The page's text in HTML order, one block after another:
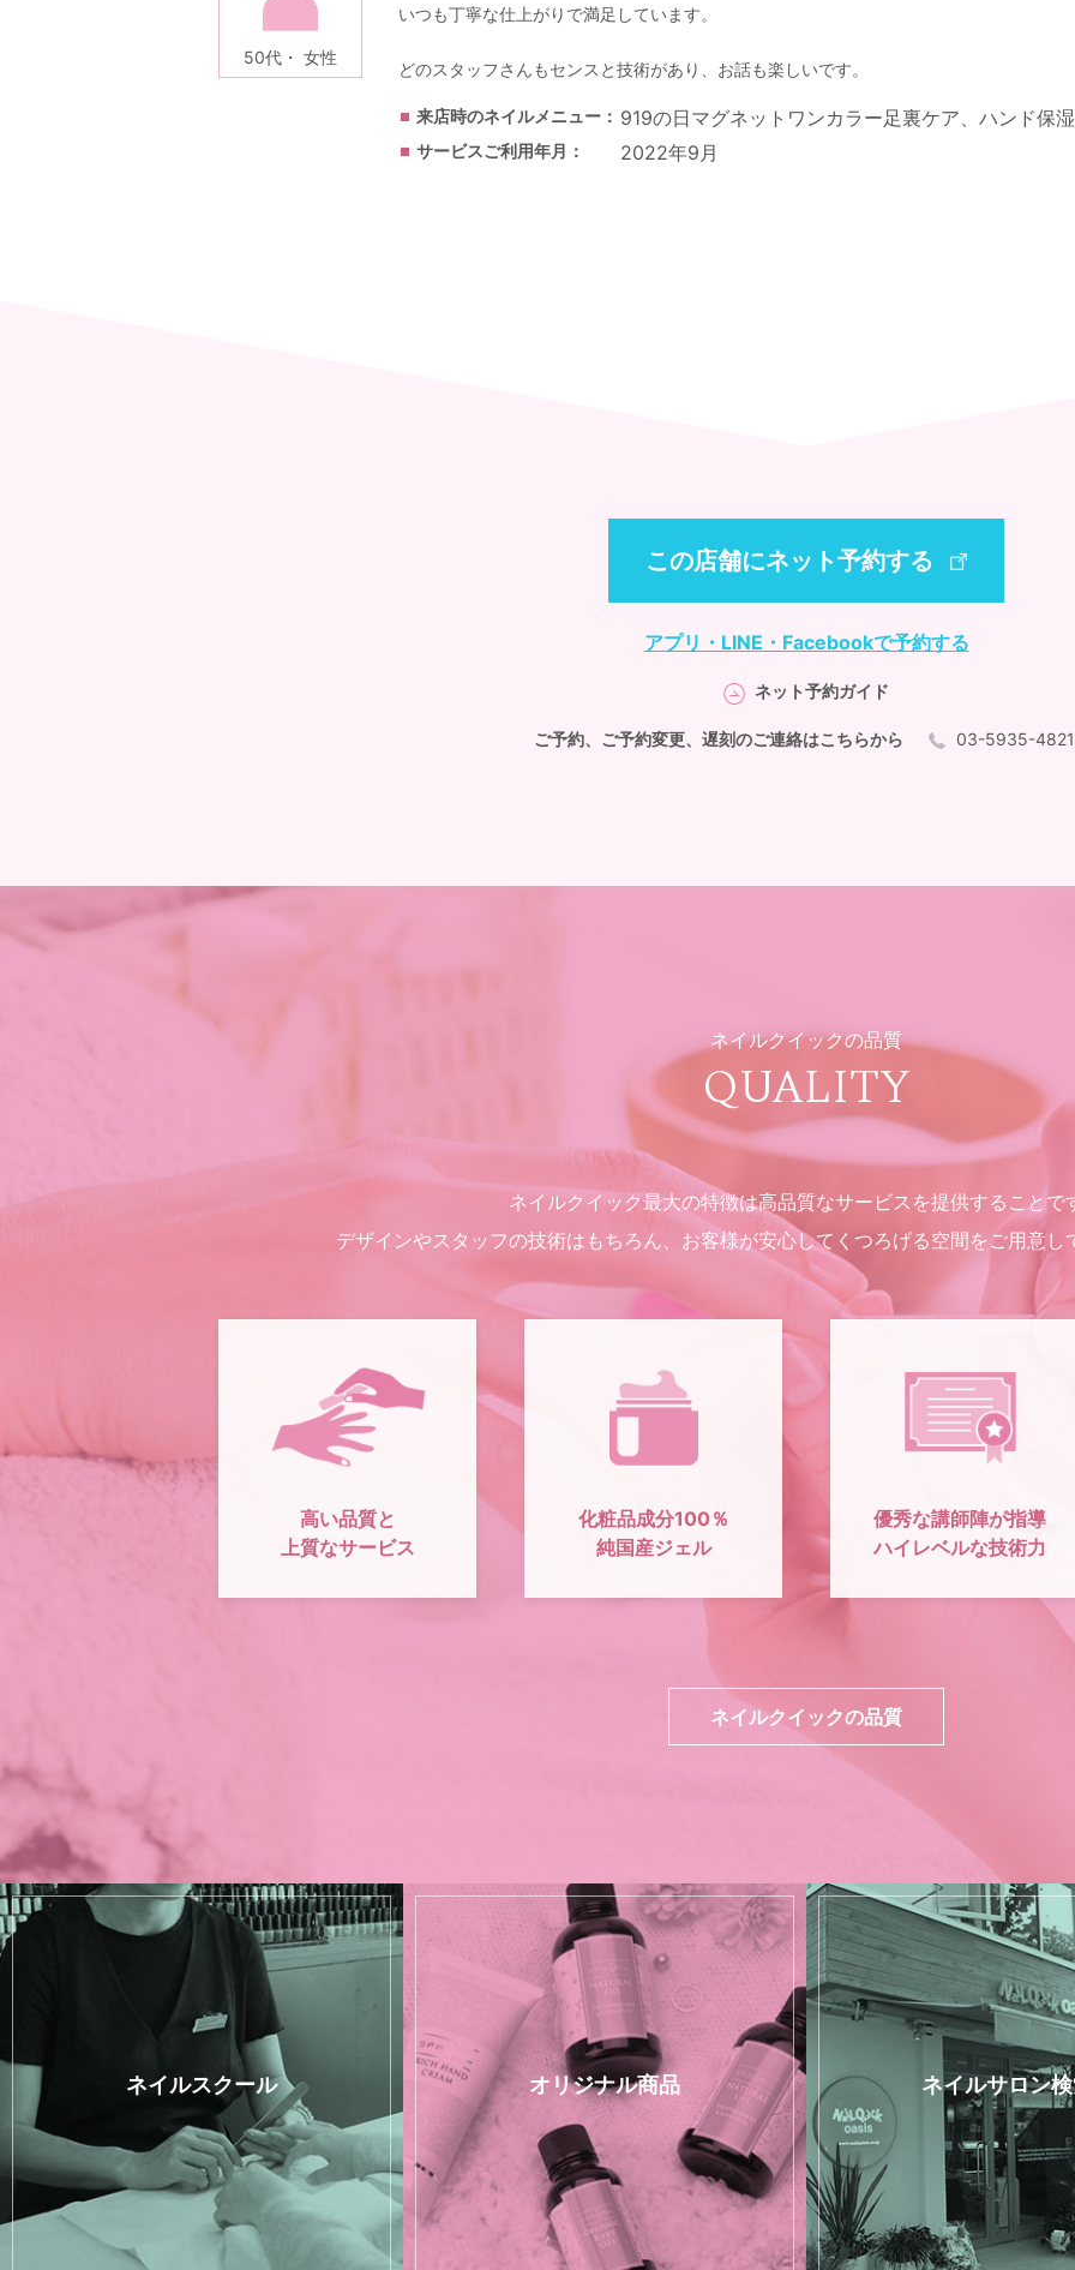
50代・ 女性
いつも丁寧な仕上がりで満足しています。
どのスタッフさんもセンスと技術があり、お話も楽しいです。
来店時のネイルメニュー 919の日マグネットワンカラー足裏ケア、ハンド保
サービスご利用年月 2022年9月
この店舗にネット予約する
アプリ・LINE・Facebookで予約する
ネット予約ガイド
ご予約、ご予約変更、遅刻のご連絡はこちらから 03-5935-
ネイルクイックの品質
QUALITY
ネイルクイック最大の特徴は高品質なサービスを提供することで
デザインやスタッフの技術はもちろん、お客様が安心してくつろげる空間をご用意し
高い品質と
上質なサービス
化粧品成分100％
純国産ジェル
優秀な講師陣が指導
ハイレベルな技術力
ネイルクイックの品質
ネイルスクール オリジナル商品 ネイルサロン